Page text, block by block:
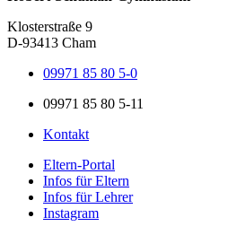
Klosterstraße 9
D-93413 Cham
09971 85 80 5-0
09971 85 80 5-11
Kontakt
Eltern-Portal
Infos für Eltern
Infos für Lehrer
Instagram